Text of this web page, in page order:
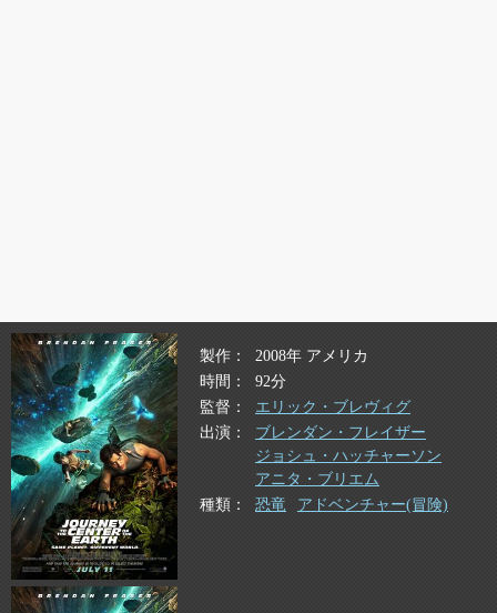
製作
2008年 アメリカ
時間
92分
監督
エリック・ブレヴィグ
出演
ブレンダン・フレイザー
ジョシュ・ハッチャーソン
アニタ・ブリエム
種類
恐竜 アドベンチャー(冒険)